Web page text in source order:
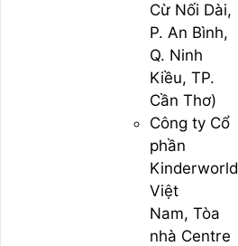
Cừ Nối Dài,
P. An Bình,
Q. Ninh
Kiều, TP.
Cần Thơ)
Công ty Cổ
phần
Kinderworld
Việt
Nam, Tòa
nhà Centre